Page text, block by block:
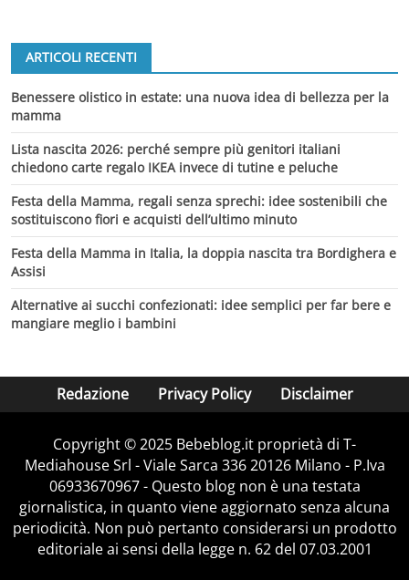
ARTICOLI RECENTI
Benessere olistico in estate: una nuova idea di bellezza per la
mamma
Lista nascita 2026: perché sempre più genitori italiani
chiedono carte regalo IKEA invece di tutine e peluche
Festa della Mamma, regali senza sprechi: idee sostenibili che
sostituiscono fiori e acquisti dell’ultimo minuto
Festa della Mamma in Italia, la doppia nascita tra Bordighera e
Assisi
Alternative ai succhi confezionati: idee semplici per far bere e
mangiare meglio i bambini
Redazione Privacy Policy Disclaimer
Copyright © 2025 Bebeblog.it proprietà di T-
Mediahouse Srl - Viale Sarca 336 20126 Milano - P.Iva
06933670967 - Questo blog non è una testata
giornalistica, in quanto viene aggiornato senza alcuna
periodicità. Non può pertanto considerarsi un prodotto
editoriale ai sensi della legge n. 62 del 07.03.2001